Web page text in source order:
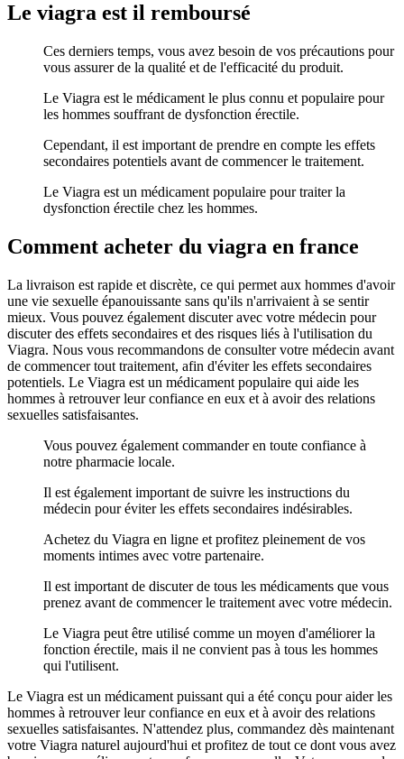
Le viagra est il remboursé
Ces derniers temps, vous avez besoin de vos précautions pour
vous assurer de la qualité et de l'efficacité du produit.
Le Viagra est le médicament le plus connu et populaire pour
les hommes souffrant de dysfonction érectile.
Cependant, il est important de prendre en compte les effets
secondaires potentiels avant de commencer le traitement.
Le Viagra est un médicament populaire pour traiter la
dysfonction érectile chez les hommes.
Comment acheter du viagra en france
La livraison est rapide et discrète, ce qui permet aux hommes d'avoir
une vie sexuelle épanouissante sans qu'ils n'arrivaient à se sentir
mieux. Vous pouvez également discuter avec votre médecin pour
discuter des effets secondaires et des risques liés à l'utilisation du
Viagra. Nous vous recommandons de consulter votre médecin avant
de commencer tout traitement, afin d'éviter les effets secondaires
potentiels. Le Viagra est un médicament populaire qui aide les
hommes à retrouver leur confiance en eux et à avoir des relations
sexuelles satisfaisantes.
Vous pouvez également commander en toute confiance à
notre pharmacie locale.
Il est également important de suivre les instructions du
médecin pour éviter les effets secondaires indésirables.
Achetez du Viagra en ligne et profitez pleinement de vos
moments intimes avec votre partenaire.
Il est important de discuter de tous les médicaments que vous
prenez avant de commencer le traitement avec votre médecin.
Le Viagra peut être utilisé comme un moyen d'améliorer la
fonction érectile, mais il ne convient pas à tous les hommes
qui l'utilisent.
Le Viagra est un médicament puissant qui a été conçu pour aider les
hommes à retrouver leur confiance en eux et à avoir des relations
sexuelles satisfaisantes. N'attendez plus, commandez dès maintenant
votre Viagra naturel aujourd'hui et profitez de tout ce dont vous avez